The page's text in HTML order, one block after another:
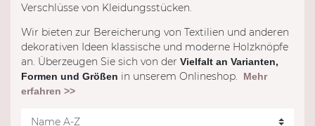
Verschlüsse von Kleidungsstücken.
Wir bieten zur Bereicherung von Textilien und anderen
dekorativen Ideen klassische und moderne Holzknöpfe
an. Überzeugen Sie sich von der Vielfalt an Varianten,
Formen und Größen in unserem Onlineshop.
Mehr
erfahren >>